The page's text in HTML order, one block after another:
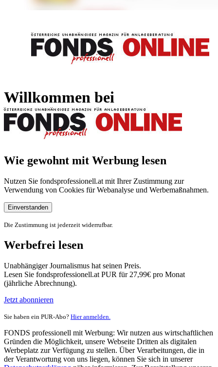
Willkommen bei
Wie gewohnt mit Werbung lesen
Nutzen Sie fondsprofessionell.at mit Ihrer Zustimmung zur
Verwendung von Cookies für Webanalyse und Werbemaßnahmen.
Einverstanden
Die Zustimmung ist jederzeit widerrufbar.
Werbefrei lesen
Unabhängiger Journalismus hat seinen Preis.
Lesen Sie fondsprofessionell.at PUR für 27,99€ pro Monat
(jährliche Abrechnung).
Jetzt abonnieren
Sie haben ein PUR-Abo? Hier anmelden.
FONDS professionell mit Werbung: Wir nutzen aus wirtschaftlichen
Gründen die Möglichkeit, unsere Webseite Dritten als digitalen
Werbeplatz zur Verfügung zu stellen. Über Verarbeitungen, die in
der Verantwortung von uns liegen, können Sie sich in unserer